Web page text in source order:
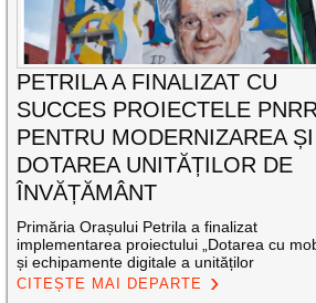
PETRILA A FINALIZAT CU
SUCCES PROIECTELE
PENTRU MODERNIZAREA ȘI
DOTAREA UNITĂȚILOR DE
ÎNVĂȚĂMÂNT
Primăria Orașului Petrila a finalizat
implementarea proiectului „Dotarea cu
și echipamente digitale a unităților
CITEȘTE MAI DEPARTE